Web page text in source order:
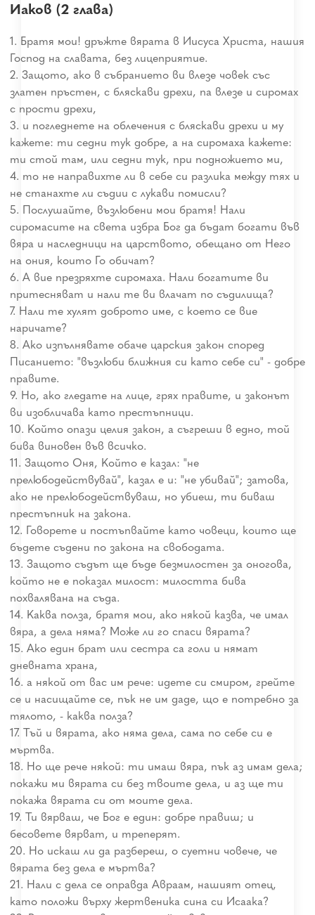
Иаков (2 глава)
1. Братя мои! дръжте вярата в Иисуса Христа, нашия
Господ на славата, без лицеприятие.
2. Защото, ако в събранието ви влезе човек със
златен пръстен, с бляскави дрехи, па влезе и сиромах
с прости дрехи,
3. и погледнете на облечения с бляскави дрехи и му
кажете: ти седни тук добре, а на сиромаха кажете:
ти стой там, или седни тук, при подножието ми,
4. то не направихте ли в себе си разлика между тях и
не станахте ли съдии с лукави помисли?
5. Послушайте, възлюбени мои братя! Нали
сиромасите на света избра Бог да бъдат богати във
вяра и наследници на царството, обещано от Него
на ония, които Го обичат?
6. А вие презряхте сиромаха. Нали богатите ви
притесняват и нали те ви влачат по съдилища?
7. Нали те хулят доброто име, с което се вие
наричате?
8. Ако изпълнявате обаче царския закон според
Писанието: "възлюби ближния си като себе си" - добре
правите.
9. Но, ако гледате на лице, грях правите, и законът
ви изобличава като престъпници.
10. Който опази целия закон, а съгреши в едно, той
бива виновен във всичко.
11. Защото Оня, Който е казал: "не
прелюбодействувай", казал е и: "не убивай"; затова,
ако не прелюбодействуваш, но убиеш, ти биваш
престъпник на закона.
12. Говорете и постъпвайте като човеци, които ще
бъдете съдени по закона на свободата.
13. Защото съдът ще бъде безмилостен за оногова,
който не е показал милост: милостта бива
похвалявана на съда.
14. Каква полза, братя мои, ако някой казва, че имал
вяра, а дела няма? Може ли го спаси вярата?
15. Ако един брат или сестра са голи и нямат
дневната храна,
16. а някой от вас им рече: идете си смиром, грейте
се и насищайте се, пък не им даде, що е потребно за
тялото, - каква полза?
17. Тъй и вярата, ако няма дела, сама по себе си е
мъртва.
18. Но ще рече някой: ти имаш вяра, пък аз имам дела;
покажи ми вярата си без твоите дела, и аз ще ти
покажа вярата си от моите дела.
19. Ти вярваш, че Бог е един: добре правиш; и
бесовете вярват, и треперят.
20. Но искаш ли да разбереш, о суетни човече, че
вярата без дела е мъртва?
21. Нали с дела се оправда Авраам, нашият отец,
като положи върху жертвеника сина си Исаака?